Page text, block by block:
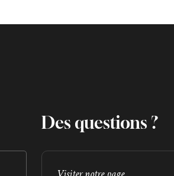
Des questions ?